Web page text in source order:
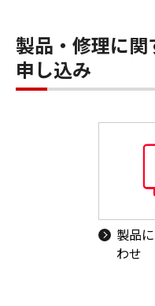
製品・修理に
申し込み
製品
わせ